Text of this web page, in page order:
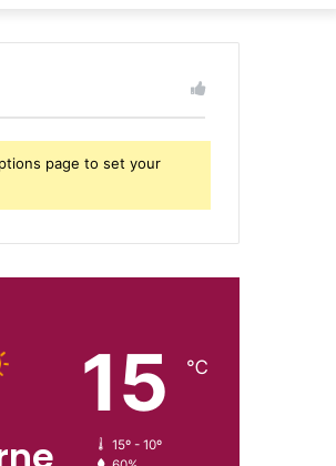
page to set your
15 ℃
15º - 10º